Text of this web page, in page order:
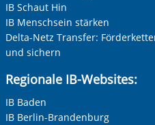
IB Schaut Hin
IB Menschsein stärken
Delta-Netz Transfer:
und sichern
Regionale IB-Websites:
IB Baden
IB Berlin-Brandenburg